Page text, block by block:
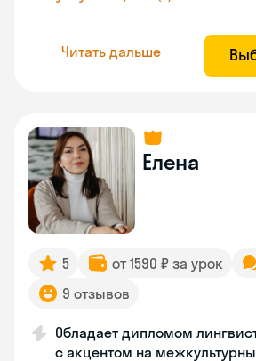
Читать дальше
Елена
5 от 1590 ₽ за урок
9 отзывов
Обладает дипломом
с акцентом на